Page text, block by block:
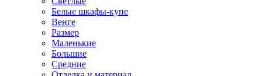
Белые шкафы-купе
Венге
Размер
Маленькие
Большие
Средние